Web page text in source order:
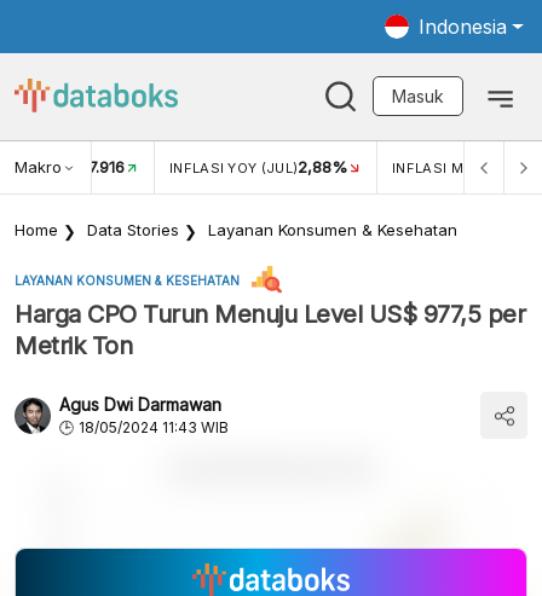
Indonesia
Masuk
Makro
USD/IDR 17.916 INFLASI YOY (JUL)2,88% INFLASI MOM (JUL)
Home Data Stories Layanan Konsumen & Kesehatan
LAYANAN KONSUMEN & KESEHATAN
Harga CPO Turun Menuju Level US$ 977,5 per
Metrik Ton
Agus Dwi Darmawan
18/05/2024 11:43 WIB